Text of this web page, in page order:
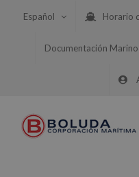
Español Horario
Documentación